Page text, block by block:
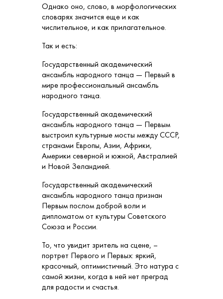
Однако оно, слово, в морфологических
словарях значится еще и как
числительное, и как прилагательное.
Так и есть:
Государственный академический
ансамбль народного танца — Первый в
мире профессиональный ансамбль
народного танца.
Государственный академический
ансамбль народного танца — Первым
выстроил культурные мосты между СССР,
странами Европы, Азии, Африки,
Америки северной и южной, Австралией
и Новой Зеландией.
Государственный академический
ансамбль народного танца признан
Первым послом доброй воли и
дипломатом от культуры Советского
Союза и России.
То, что увидит зритель на сцене, –
портрет Первого и Первых: яркий,
красочный, оптимистичный. Это натура с
самой жизни, когда в ней нет преград
для радости и счастья.